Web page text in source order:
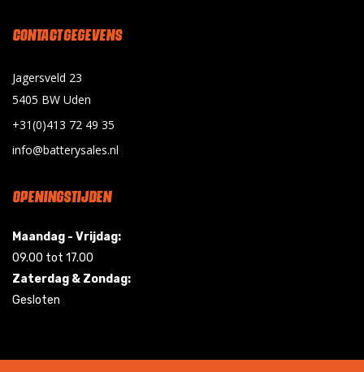
CONTACT GEGEVENS
Jagersveld 23
5405 BW Uden
+31(0)413 72 49 35
info@batterysales.nl
OPENINGSTIJDEN
Maandag - Vrijdag:
09.00 tot 17.00
Zaterdag & Zondag:
Gesloten